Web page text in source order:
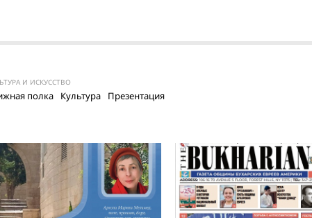
И ИСКУССТВО
полка Культура Презентация